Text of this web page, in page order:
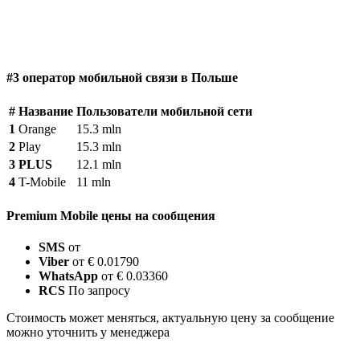
#3 оператор мобильной связи в Польше
# Название Пользователи мобильной сети
1 Orange
15.3 mln
2 Play
15.3 mln
3 PLUS
12.1 mln
4 T-Mobile 11 mln
Premium Mobile цены на сообщения
SMS от
Viber от € 0.01790
WhatsApp от € 0.03360
RCS По запросу
Стоимость может меняться, актуальную цену за сообщение
можно уточнить у менеджера